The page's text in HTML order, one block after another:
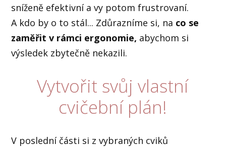
sníženě efektivní a vy potom frustrovaní.
A kdo by o to stál... Zdůrazníme si, na co se
zaměřit v rámci ergonomie, abychom si
výsledek zbytečně nekazili.
Vytvořit svůj vlastní
cvičební plán!
V poslední části si z vybraných cviků